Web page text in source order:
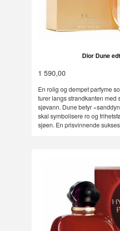
Dior Dune
1 590,00
En rolig og dempet parfyme
turer langs strandkanten med
sjøvann. Dune betyr
skal symbolisere ro og
sjøen. En prisvinnende